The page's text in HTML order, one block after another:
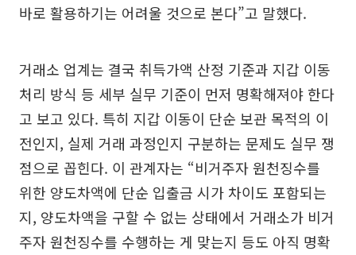
바로 활용하기는 어려울 것으로 본다”고 말했다.
거래소 업계는 결국 취득가액 산정 기준과 지갑 이동
처리 방식 등 세부 실무 기준이 먼저 명확해져야 한다
고 보고 있다. 특히 지갑 이동이 단순 보관 목적의 이
전인지, 실제 거래 과정인지 구분하는 문제도 실무 쟁
점으로 꼽힌다. 이 관계자는 “비거주자 원천징수를
위한 양도차액에 단순 입출금 시가 차이도 포함되는
지, 양도차액을 구할 수 없는 상태에서 거래소가 비거
주자 원천징수를 수행하는 게 맞는지 등도 아직 명확